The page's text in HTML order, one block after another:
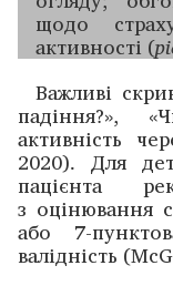
щодо
активності (
Важливі
падіння?»,
активність
2020). Для
пацієнта
з оцінювання
або 7-
валідність